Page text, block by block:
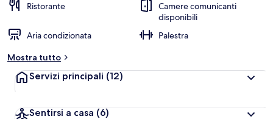
Ristorante
Camere comunicanti
disponibili
Aria condizionata
Palestra
Mostra tutto
Servizi principali (12)
Sentirsi a casa (6)